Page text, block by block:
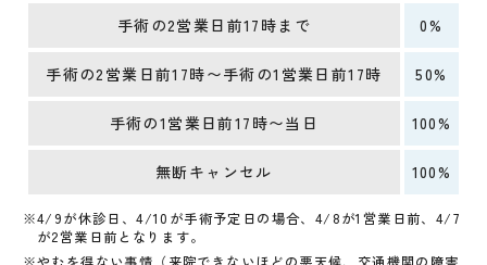
手術の2営業日前17時まで 0%
手術の2営業日前17時〜手術の1営業日前17時 50%
手術の1営業日前17時〜当日 100%
無断キャンセル 100%
※4/9が休診日、4/10が手術予定日の場合、4/8が1営業日前、4/7
が2営業日前となります。